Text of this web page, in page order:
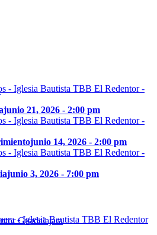
Guadalajara
junio 21, 2026 - 2:00 pm
junio 14, 2026 - 2:00 pm
junio 3, 2026 - 7:00 pm